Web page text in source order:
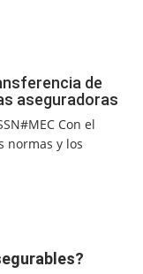
de
aseguradoras
Con el
normas y los